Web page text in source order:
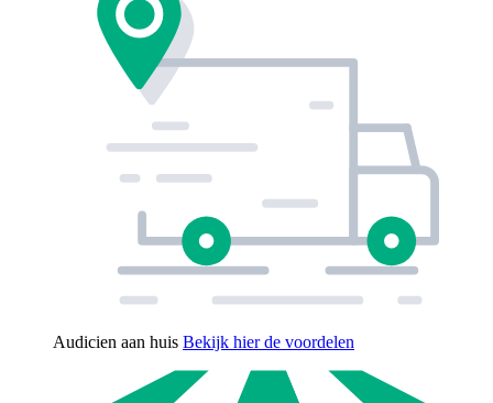
Audicien aan huis Bekijk hier de voordelen